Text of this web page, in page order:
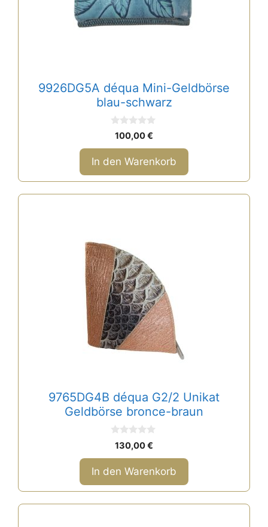
9926DG5A déqua Mini-Geldbörse
blau-schwarz
0
o
n
5
100,00€
In den Warenkorb
9765DG4B déqua G2/2 Unikat
Geldbörse bronce-braun
0
o
n
5
130,00€
In den Warenkorb